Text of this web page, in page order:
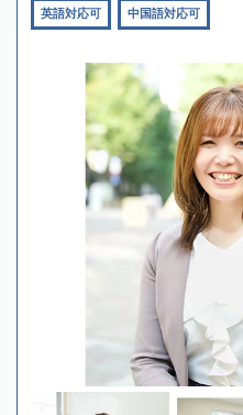
英語対応可 中国語対応可